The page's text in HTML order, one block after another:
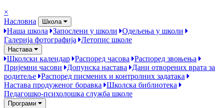
×
Насловна
Школа
Наша школа Запослени у школи
Одељења у школи
Галерија фотографија
Летопис школе
Настава
Школски календар Распоред часова
Распоред звоњења
Пријемни часови
Допунска настава
Дани отворених врата за
родитеље Распоред писмених и контролних задатака
Настава продуженог боравка
Школска библиотека
Педагошко-психолошка служба школе
Програми